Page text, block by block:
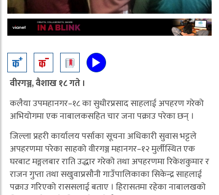
वीरगञ्ज, वैशाख १८ गते ।
कलैया उपमहानगर–१८ का सुधीरप्रसाद साहलाई अपहरण गरेको
अभियोगमा एक नाबालकसहित चार जना पक्राउ परेका छन् ।
जिल्ला प्रहरी कार्यालय पर्साका सूचना अधिकारी सुवास भट्टले
अपहरणमा परेका साहको वीरगञ्ज महानगर–१२ मुर्लीस्थित एक
घरबाट मङ्गलबार राति उद्धार गरेको तथा अपहरणमा रिकेशकुमार र
राजन गुप्ता तथा सखुवाप्रसौनी गाउँपालिकाका सिकेन्द्र साहलाई
पक्राउ गरिएको राससलाई बताए । हिरासतमा रहेका नाबालखको